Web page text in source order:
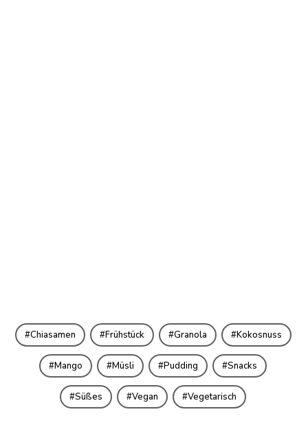
Chiasamen Frühstück Granola Kokosnuss
Mango Müsli Pudding Snacks
Süßes Vegan Vegetarisch